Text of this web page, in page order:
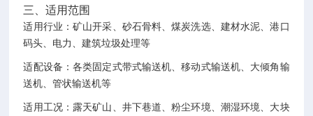
三、适用范围
适用行业：矿山开采、砂石骨料、煤炭洗选、建材水泥、港口
码头、电力、建筑垃圾处理等
适配设备：各类固定式带式输送机、移动式输送机、大倾角输
送机、管状输送机等
适用工况：露天矿山、井下巷道、粉尘环境、潮湿环境、大块